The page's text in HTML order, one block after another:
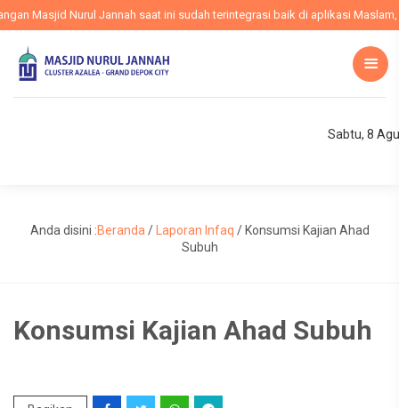
Masjid Nurul Jannah saat ini sudah terintegrasi baik di aplikasi Maslam,
Sabtu, 8
Anda disini :Beranda / Laporan Infaq / Konsumsi Kajian Ahad
Subuh
Konsumsi Kajian Ahad Subuh